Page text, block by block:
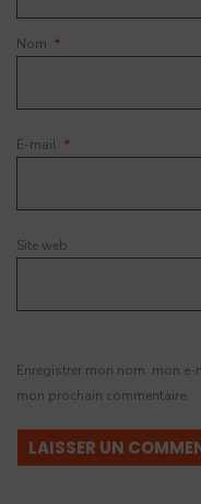
Nom *
E-mail *
Site web
Enregistrer mon nom, mon
mon prochain commentaire.